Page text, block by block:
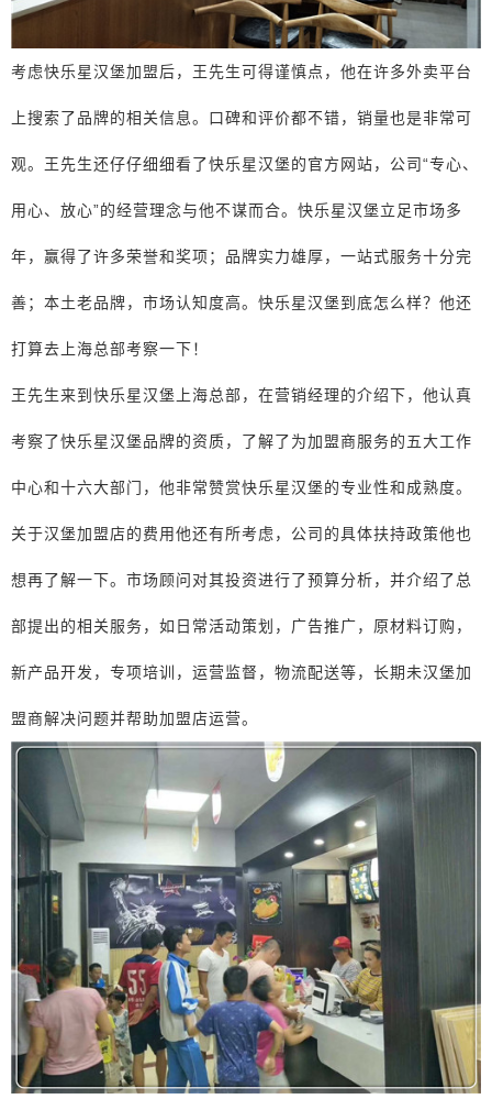
考虑快乐星汉堡加盟后，王先生可得谨慎点，他在许多外卖平台
上搜索了品牌的相关信息。口碑和评价都不错，销量也是非常可
观。王先生还仔仔细细看了快乐星汉堡的官方网站，公司“专心、
用心、放心”的经营理念与他不谋而合。快乐星汉堡立足市场多
年，赢得了许多荣誉和奖项；品牌实力雄厚，一站式服务十分完
善；本土老品牌，市场认知度高。快乐星汉堡到底怎么样？他还
打算去上海总部考察一下！
王先生来到快乐星汉堡上海总部，在营销经理的介绍下，他认真
考察了快乐星汉堡品牌的资质，了解了为加盟商服务的五大工作
中心和十六大部门，他非常赞赏快乐星汉堡的专业性和成熟度。
关于汉堡加盟店的费用他还有所考虑，公司的具体扶持政策他也
想再了解一下。市场顾问对其投资进行了预算分析，并介绍了总
部提出的相关服务，如日常活动策划，广告推广，原材料订购，
新产品开发，专项培训，运营监督，物流配送等，长期未汉堡加
盟商解决问题并帮助加盟店运营。